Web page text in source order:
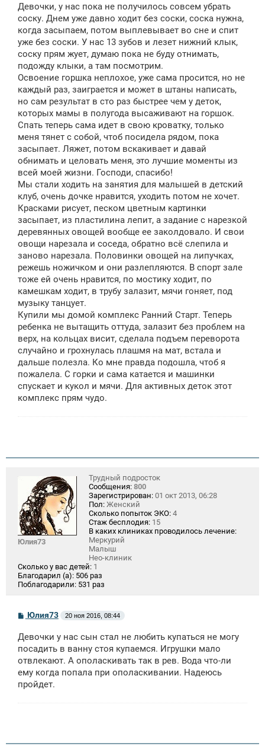
б
щ
н
и
Девочки, у нас пока не получилось совсем убрать
соску. Днем уже давно ходит без соски, соска нужна,
когда засыпаем, потом выплевывает во сне и спит
уже без соски. У нас 13 зубов и лезет нижний клык,
соску прям жует, думаю пока не буду отнимать,
подожду клыки, а там посмотрим.
Освоение горшка неплохое, уже сама просится, но не
каждый раз, заиграется и может в штаны написать,
но сам результат в сто раз быстрее чем у деток,
которых мамы в полугода высаживают на горшок.
Спать теперь сама идет в свою кроватку, только
меня тянет с собой, чтоб посидела рядом, пока
засыпает. Ляжет, потом вскакивает и давай
обнимать и целовать меня, это лучшие моменты из
всей моей жизни. Господи, спасибо!
Мы стали ходить на занятия для малышей в детский
клуб, очень дочке нравится, уходить потом не хочет.
Красками рисует, песком цветным картинки
засыпает, из пластилина лепит, а задание с нарезкой
деревянных овощей вообще ее заколдовало. И свои
овощи нарезала и соседа, обратно всё слепила и
заново нарезала. Половинки овощей на липучках,
режешь ножичком и они разлепляются. В спорт зале
тоже ей очень нравится, по мостику ходит, по
камешкам ходит, в трубу залазит, мячи гоняет, под
музыку танцует.
Купили мы домой комплекс Ранний Старт. Теперь
ребенка не вытащить оттуда, залазит без проблем на
верх, на кольцах висит, сделала подъем переворота
случайно и грохнулась плашмя на мат, встала и
дальше полезла. Ко мне правда подошла, чтоб я
пожалела. С горки и сама катается и машинки
спускает и кукол и мячи. Для активных деток этот
комплекс прям чудо.
Юлия73
Трудный подросток
Сообщения: 800
Зарегистрирован: 01 окт 2013, 06:28
Пол: Женский
Сколько попыток ЭКО: 4
Стаж бесплодия: 15
В каких клиниках проводилось лечение:
Меркурий
Малыш
Нео-клиник
Сколько у вас детей: 1
Благодарил (а): 506 раз
Поблагодарили: 531 раз
С
о
б
щ
н
и
Юлия73 20 ноя 2016, 08:44
Девочки у нас сын стал не любить купаться не могу
посадить в ванну стоя купаемся. Игрушки мало
отвлекают. А ополаскивать так в рев. Вода что-ли
ему когда попала при ополаскивании. Надеюсь
пройдет.